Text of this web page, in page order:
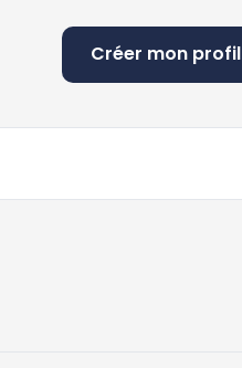
Créer mon profil